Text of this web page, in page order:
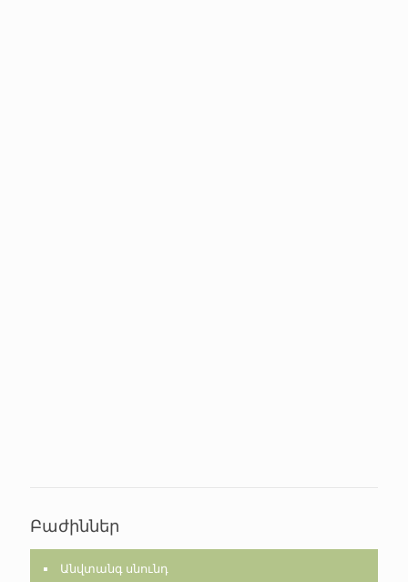
Բաժիններ
Անվտանգ սնունդ